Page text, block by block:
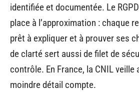
identifiée et documentée. Le
place à l’approximation : chaque
prêt à expliquer et à prouver ses
de clarté sert aussi de filet de
contrôle. En France, la CNIL veille
moindre détail compte.